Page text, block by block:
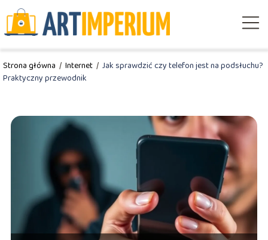
Strona główna / Internet / Jak sprawdzić czy telefon jest na podsłuchu?
Praktyczny przewodnik